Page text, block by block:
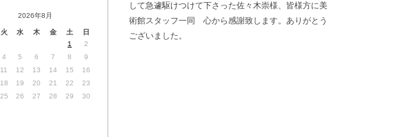
2026年8月
火 水 木 金 土 日
1
2
4 5 6 7 8
9
11 12 13 14 15
16
18 19 20 21 22
23
25 26 27 28 29
30
して急遽駆けつけて下さった佐々木崇様、皆様方に美
術館スタッフ一同 心から感謝致します。ありがとう
ございました。